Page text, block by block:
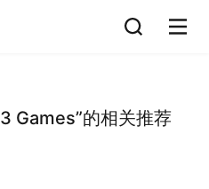
Games”的相关推荐